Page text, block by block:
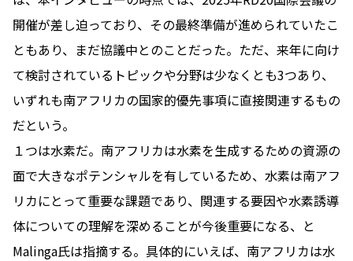
開催が差し迫っており、その最終準備が進められていたこ
ともあり、まだ協議中とのことだった。ただ、来年に向け
て検討されているトピックや分野は少なくとも3つあり、
いずれも南アフリカの国家的優先事項に直接関連するもの
だという。
１つは水素だ。南アフリカは水素を生成するための資源の
面で大きなポテンシャルを有しているため、水素は南アフ
リカにとって重要な課題であり、関連する要因や水素誘導
体についての理解を深めることが今後重要になる、と
Malinga氏は指摘する。具体的にいえば、南アフリカは水